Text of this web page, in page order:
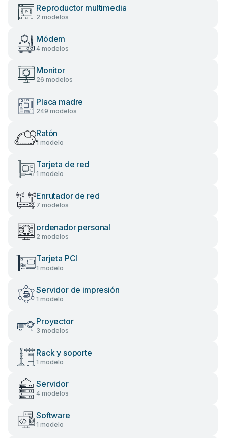
Reproductor multimedia
2 modelos
Módem
4 modelos
Monitor
26 modelos
Placa madre
249 modelos
Ratón
1 modelo
Tarjeta de red
1 modelo
Enrutador de red
7 modelos
ordenador personal
2 modelos
Tarjeta PCI
1 modelo
Servidor de impresión
1 modelo
Proyector
3 modelos
Rack y soporte
1 modelo
Servidor
4 modelos
Software
1 modelo